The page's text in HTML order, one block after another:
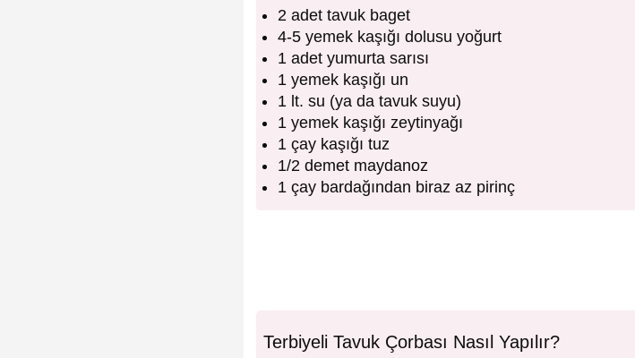
2 adet tavuk baget
4-5 yemek kaşığı dolusu yoğurt
1 adet yumurta sarısı
1 yemek kaşığı un
1 lt. su (ya da tavuk suyu)
1 yemek kaşığı zeytinyağı
1 çay kaşığı tuz
1/2 demet maydanoz
1 çay bardağından biraz az pirinç
Terbiyeli Tavuk Çorbası Nasıl Yapılır?